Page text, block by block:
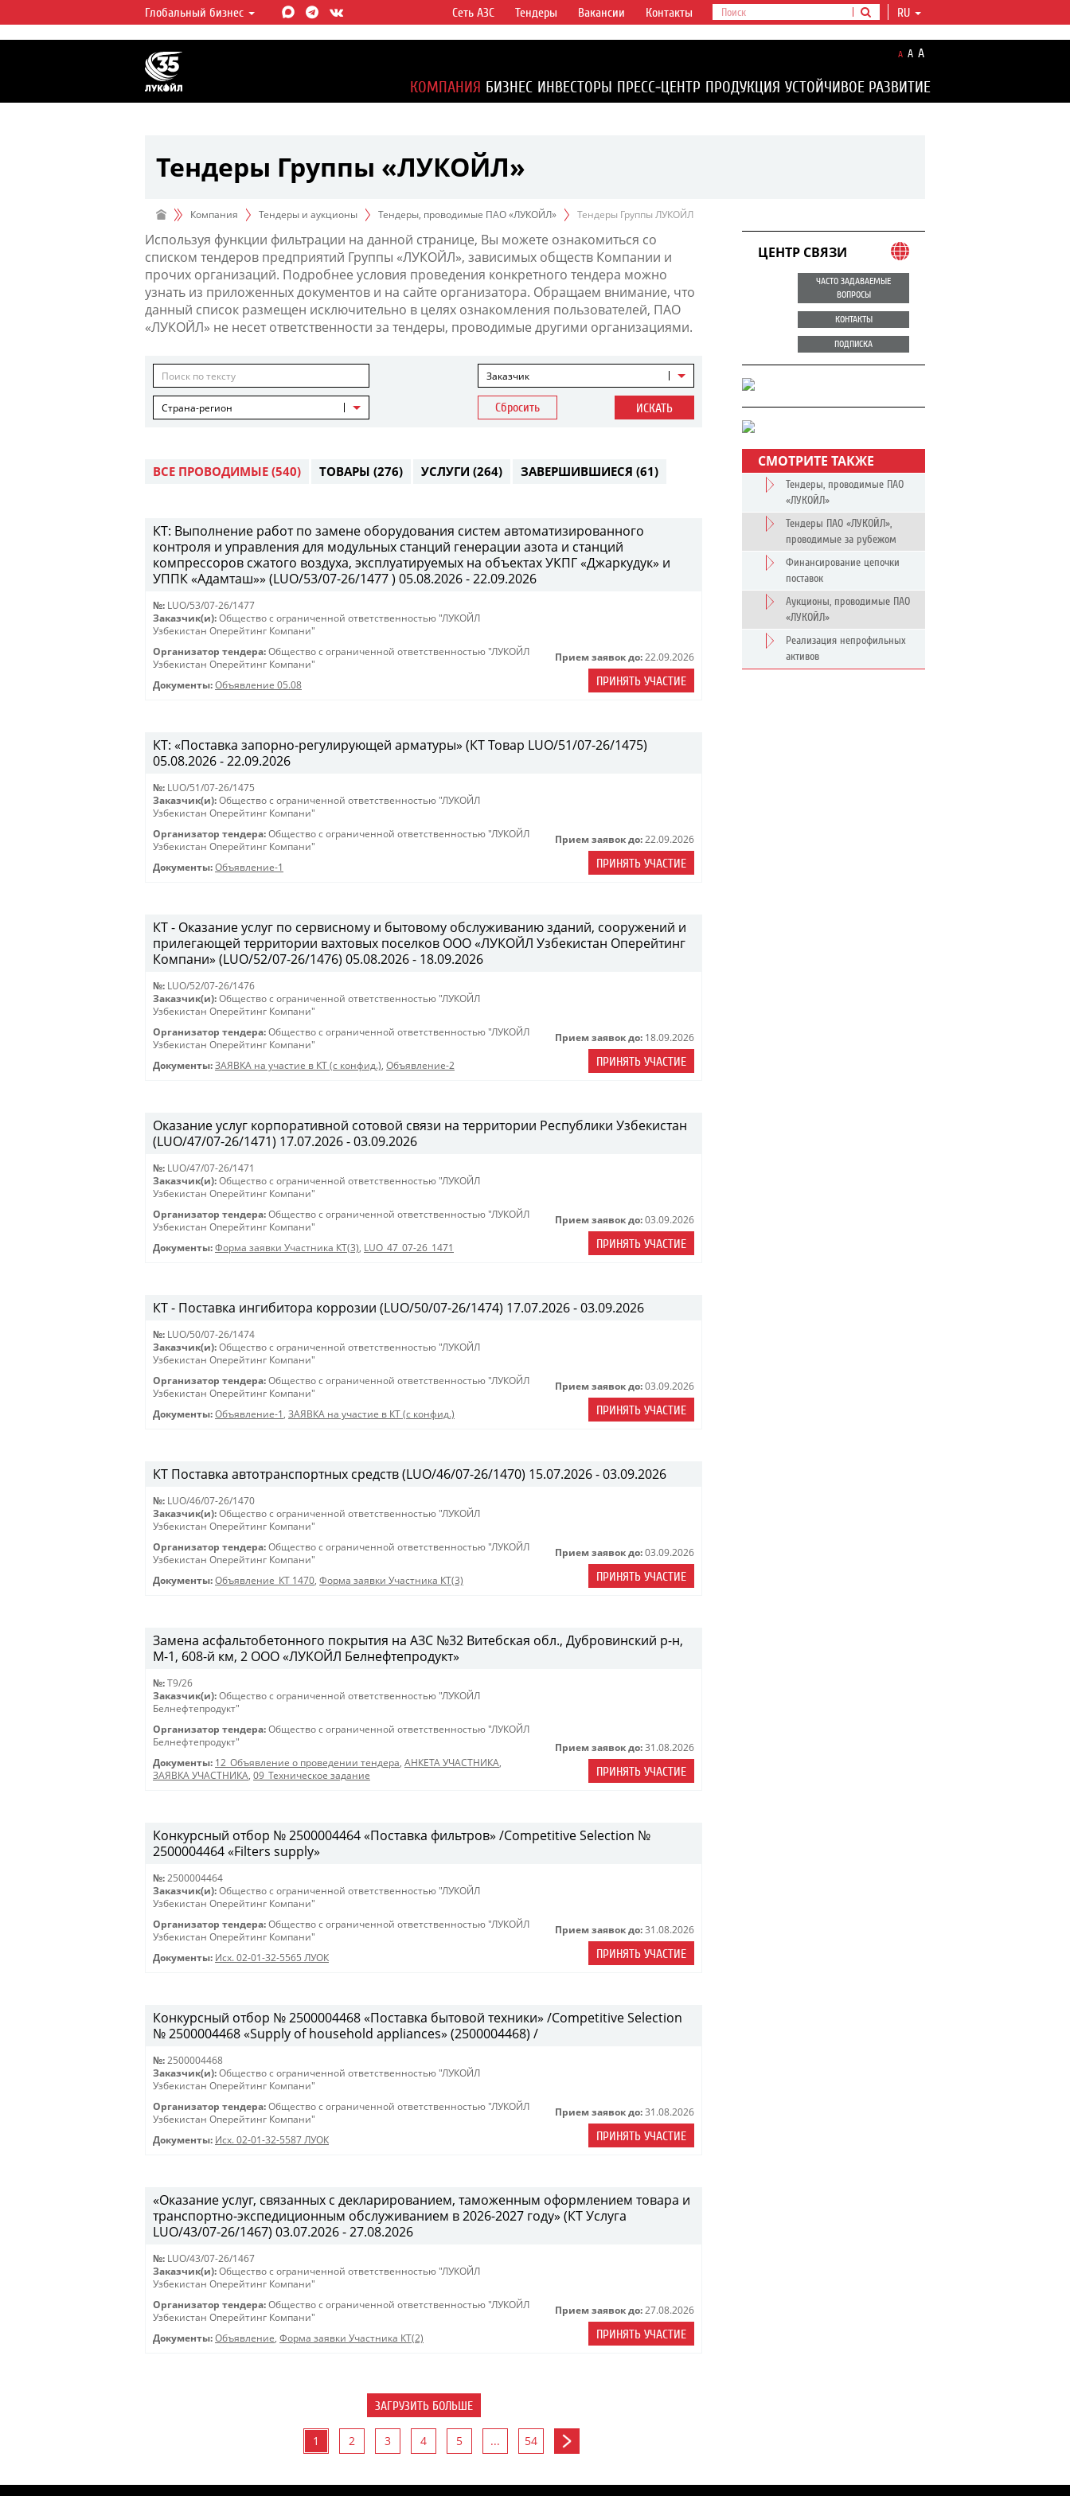
ЛУКОЙЛ СЕГОДНЯ
ЛУКОЙЛ — одна из крупнейших вертикально
интегрированных нефтегазовых компаний в
мире, на долю которой приходится более 2%
мировой добычи нефти и около 1% доказанных
Глобальный бизнес RU
Сеть АЗС Тендеры Вакансии Контакты
A A A
КОМПАНИЯ БИЗНЕС ИНВЕСТОРЫ ПРЕСС-ЦЕНТР ПРОДУКЦИЯ УСТОЙЧИВОЕ РАЗВИТИЕ
Тендеры Группы «ЛУКОЙЛ»
Компания Тендеры и аукционы Тендеры, проводимые ПАО «ЛУКОЙЛ» Тендеры Группы ЛУКОЙЛ
Используя функции фильтрации на данной странице, Вы можете ознакомиться со
списком тендеров предприятий Группы «ЛУКОЙЛ», зависимых обществ Компании и
прочих организаций. Подробнее условия проведения конкретного тендера можно
узнать из приложенных документов и на сайте организатора. Обращаем внимание, что
данный список размещен исключительно в целях ознакомления пользователей, ПАО
«ЛУКОЙЛ» не несет ответственности за тендеры, проводимые другими организациями.
Заказчик
Страна-регион Сбросить ИСКАТЬ
ВСЕ ПРОВОДИМЫЕ (540) ТОВАРЫ (276) УСЛУГИ (264) ЗАВЕРШИВШИЕСЯ (61)
КТ: Выполнение работ по замене оборудования систем автоматизированного
контроля и управления для модульных станций генерации азота и станций
компрессоров сжатого воздуха, эксплуатируемых на объектах УКПГ «Джаркудук» и
УППК «Адамташ»» (LUO/53/07-26/1477 ) 05.08.2026 - 22.09.2026
№: LUO/53/07-26/1477
Заказчик(и): Общество с ограниченной ответственностью "ЛУКОЙЛ
Узбекистан Оперейтинг Компани"
Организатор тендера: Общество с ограниченной ответственностью "ЛУКОЙЛ
Узбекистан Оперейтинг Компани"
Документы: Объявление 05.08
Прием заявок до: 22.09.2026
ПРИНЯТЬ УЧАСТИЕ
КТ: «Поставка запорно-регулирующей арматуры» (КТ Товар LUO/51/07-26/1475)
05.08.2026 - 22.09.2026
№: LUO/51/07-26/1475
Заказчик(и): Общество с ограниченной ответственностью "ЛУКОЙЛ
Узбекистан Оперейтинг Компани"
Организатор тендера: Общество с ограниченной ответственностью "ЛУКОЙЛ
Узбекистан Оперейтинг Компани"
Документы: Объявление-1
Прием заявок до: 22.09.2026
ПРИНЯТЬ УЧАСТИЕ
КТ - Оказание услуг по сервисному и бытовому обслуживанию зданий, сооружений и
прилегающей территории вахтовых поселков ООО «ЛУКОЙЛ Узбекистан Оперейтинг
Компани» (LUO/52/07-26/1476) 05.08.2026 - 18.09.2026
№: LUO/52/07-26/1476
Заказчик(и): Общество с ограниченной ответственностью "ЛУКОЙЛ
Узбекистан Оперейтинг Компани"
Организатор тендера: Общество с ограниченной ответственностью "ЛУКОЙЛ
Узбекистан Оперейтинг Компани"
Документы: ЗАЯВКА на участие в КТ (с конфид.), Объявление-2
Прием заявок до: 18.09.2026
ПРИНЯТЬ УЧАСТИЕ
Оказание услуг корпоративной сотовой связи на территории Республики Узбекистан
(LUO/47/07-26/1471) 17.07.2026 - 03.09.2026
№: LUO/47/07-26/1471
Заказчик(и): Общество с ограниченной ответственностью "ЛУКОЙЛ
Узбекистан Оперейтинг Компани"
Организатор тендера: Общество с ограниченной ответственностью "ЛУКОЙЛ
Узбекистан Оперейтинг Компани"
Документы: Форма заявки Участника КТ(3), LUO_47_07-26_1471
Прием заявок до: 03.09.2026
ПРИНЯТЬ УЧАСТИЕ
КТ - Поставка ингибитора коррозии (LUO/50/07-26/1474) 17.07.2026 - 03.09.2026
№: LUO/50/07-26/1474
Заказчик(и): Общество с ограниченной ответственностью "ЛУКОЙЛ
Узбекистан Оперейтинг Компани"
Организатор тендера: Общество с ограниченной ответственностью "ЛУКОЙЛ
Узбекистан Оперейтинг Компани"
Документы: Объявление-1 , ЗАЯВКА на участие в КТ (с конфид.)
Прием заявок до: 03.09.2026
ПРИНЯТЬ УЧАСТИЕ
КТ Поставка автотранспортных средств (LUO/46/07-26/1470) 15.07.2026 - 03.09.2026
№: LUO/46/07-26/1470
Заказчик(и): Общество с ограниченной ответственностью "ЛУКОЙЛ
Узбекистан Оперейтинг Компани"
Организатор тендера: Общество с ограниченной ответственностью "ЛУКОЙЛ
Узбекистан Оперейтинг Компани"
Документы: Объявление_КТ 1470, Форма заявки Участника КТ(3)
Прием заявок до: 03.09.2026
ПРИНЯТЬ УЧАСТИЕ
Замена асфальтобетонного покрытия на АЗС №32 Витебская обл., Дубровинский р-н,
М-1, 608-й км, 2 ООО «ЛУКОЙЛ Белнефтепродукт»
№: T9/26
Заказчик(и): Общество с ограниченной ответственностью "ЛУКОЙЛ
Белнефтепродукт"
Организатор тендера: Общество с ограниченной ответственностью "ЛУКОЙЛ
Белнефтепродукт"
Документы: 12_Объявление о проведении тендера, АНКЕТА УЧАСТНИКА,
ЗАЯВКА УЧАСТНИКА, 09_Техническое задание
Прием заявок до: 31.08.2026
ПРИНЯТЬ УЧАСТИЕ
Конкурсный отбор № 2500004464 «Поставка фильтров» /Competitive Selection №
2500004464 «Filters supply»
№: 2500004464
Заказчик(и): Общество с ограниченной ответственностью "ЛУКОЙЛ
Узбекистан Оперейтинг Компани"
Организатор тендера: Общество с ограниченной ответственностью "ЛУКОЙЛ
Узбекистан Оперейтинг Компани"
Документы: Исх. 02-01-32-5565 ЛУОК
Прием заявок до: 31.08.2026
ПРИНЯТЬ УЧАСТИЕ
Конкурсный отбор № 2500004468 «Поставка бытовой техники» /Competitive Selection
№ 2500004468 «Supply of household appliances» (2500004468) /
№: 2500004468
Заказчик(и): Общество с ограниченной ответственностью "ЛУКОЙЛ
Узбекистан Оперейтинг Компани"
Организатор тендера: Общество с ограниченной ответственностью "ЛУКОЙЛ
Узбекистан Оперейтинг Компани"
Документы: Исх. 02-01-32-5587 ЛУОК
Прием заявок до: 31.08.2026
ПРИНЯТЬ УЧАСТИЕ
«Оказание услуг, связанных с декларированием, таможенным оформлением товара и
транспортно-экспедиционным обслуживанием в 2026-2027 году» (КТ Услуга
LUO/43/07-26/1467) 03.07.2026 - 27.08.2026
№: LUO/43/07-26/1467
Заказчик(и): Общество с ограниченной ответственностью "ЛУКОЙЛ
Узбекистан Оперейтинг Компани"
Организатор тендера: Общество с ограниченной ответственностью "ЛУКОЙЛ
Узбекистан Оперейтинг Компани"
Документы: Объявление, Форма заявки Участника КТ(2)
Прием заявок до: 27.08.2026
ПРИНЯТЬ УЧАСТИЕ
ЗАГРУЗИТЬ БОЛЬШЕ
1 2 3 4 5 ... 54
ЦЕНТР СВЯЗИ
ЧАСТО ЗАДАВАЕМЫЕ
ВОПРОСЫ
КОНТАКТЫ
ПОДПИСКА
СМОТРИТЕ ТАКЖЕ
Тендеры, проводимые ПАО
«ЛУКОЙЛ»
Тендеры ПАО «ЛУКОЙЛ»,
проводимые за рубежом
Финансирование цепочки
поставок
Аукционы, проводимые ПАО
«ЛУКОЙЛ»
Реализация непрофильных
активов